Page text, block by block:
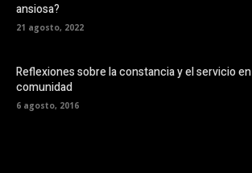
ansiosa?
21 agosto, 2022
Reflexiones sobre la constancia y el servicio en
comunidad
6 agosto, 2016